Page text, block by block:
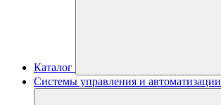
Каталог
Системы управления и автоматизации